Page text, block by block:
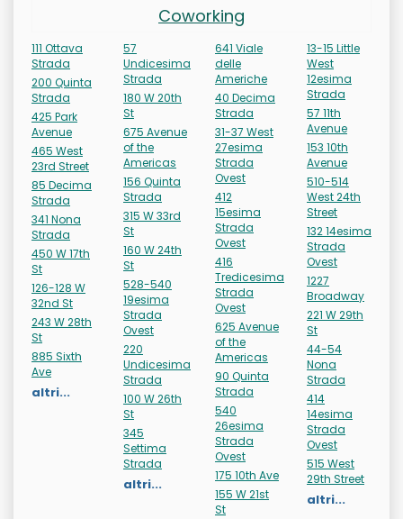
Coworking
111 Ottava
Strada
200 Quinta
Strada
425 Park
Avenue
465 West
23rd Street
85 Decima
Strada
341 Nona
Strada
450 W 17th
St
126-128 W
32nd St
243 W 28th
St
885 Sixth
Ave
altri...
57
Undicesima
Strada
180 W 20th
St
675 Avenue
of the
Americas
156 Quinta
Strada
315 W 33rd
St
160 W 24th
St
528-540
19esima
Strada
Ovest
220
Undicesima
Strada
100 W 26th
St
345
Settima
Strada
altri...
641 Viale
delle
Americhe
40 Decima
Strada
31-37 West
27esima
Strada
Ovest
412
15esima
Strada
Ovest
416
Tredicesima
Strada
Ovest
625 Avenue
of the
Americas
90 Quinta
Strada
540
26esima
Strada
Ovest
175 10th Ave
155 W 21st
St
13-15 Little
West
12esima
Strada
57 11th
Avenue
153 10th
Avenue
510-514
West 24th
Street
132 14esima
Strada
Ovest
1227
Broadway
221 W 29th
St
44-54
Nona
Strada
414
14esima
Strada
Ovest
515 West
29th Street
altri...